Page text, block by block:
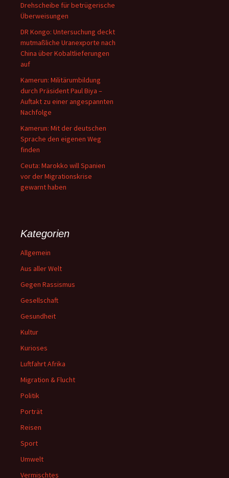
Drehscheibe für betrügerische
Überweisungen
DR Kongo: Untersuchung deckt
mutmaßliche Uranexporte nach
China über Kobaltlieferungen
auf
Kamerun: Militärumbildung
durch Präsident Paul Biya –
Auftakt zu einer angespannten
Nachfolge
Kamerun: Mit der deutschen
Sprache den eigenen Weg
finden
Ceuta: Marokko will Spanien
vor der Migrationskrise
gewarnt haben
Kategorien
Allgemein
Aus aller Welt
Gegen Rassismus
Gesellschaft
Gesundheit
Kultur
Kurioses
Luftfahrt Afrika
Migration & Flucht
Politik
Porträt
Reisen
Sport
Umwelt
Vermischtes